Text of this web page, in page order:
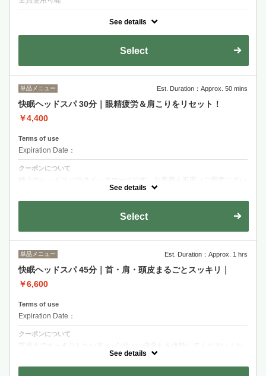
ます。幸せホルモン（セロトニン）の分泌を促し内側から眠れる環境を
作ります。※オイルを使用します。
See details
Select
単品メニュー Est. Duration：Approx. 50 mins
快眠ヘッドスパ 30分｜眼精疲労＆肩こりをリセット！
￥4,400
Terms of use
Expiration Date：
クーポンについて
極上のヘッドスパのクイックコースです。お着替え不要（ご用意ござい
ます！）お仕事帰りや、すぐにすっきりしたい方へおすすめです♪
See details
Select
単品メニュー Est. Duration：Approx. 1 hrs
快眠ヘッドスパ 45分｜首・肩・頭皮まるごとスッキリ｜
￥6,600
Terms of use
Expiration Date：
クーポンについて
See details